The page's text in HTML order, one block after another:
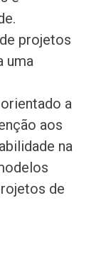
projetos
uma
a
aos
na
de